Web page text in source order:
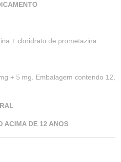
+ cloridrato de prometazina
+ 5 mg. Embalagem contendo 12,
ACIMA DE 12 ANOS